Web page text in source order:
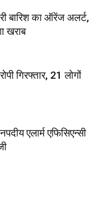
बारिश का ऑरेंज अलर्ट,
खराब
गिरफ्तार, 21 लोगों
एलार्म एफिसिएन्सी